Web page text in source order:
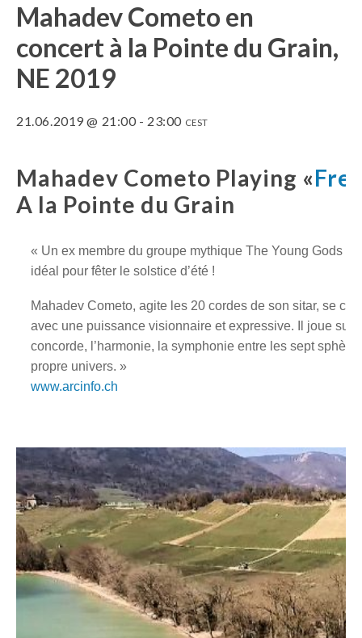
Mahadev Cometo en
concert à la Pointe du Grain,
NE 2019
21.06.2019 @ 21:00 - 23:00 CEST
Mahadev Cometo Playing «
A la Pointe du Grain
« Un ex membre du groupe mythique The Young Gods
idéal pour fêter le solstice d’été !
Mahadev Cometo, agite les 20 cordes de son sitar, se
avec une puissance visionnaire et expressive. Il joue sur
concorde, l’harmonie, la symphonie entre les sept
propre univers. »
www.arcinfo.ch